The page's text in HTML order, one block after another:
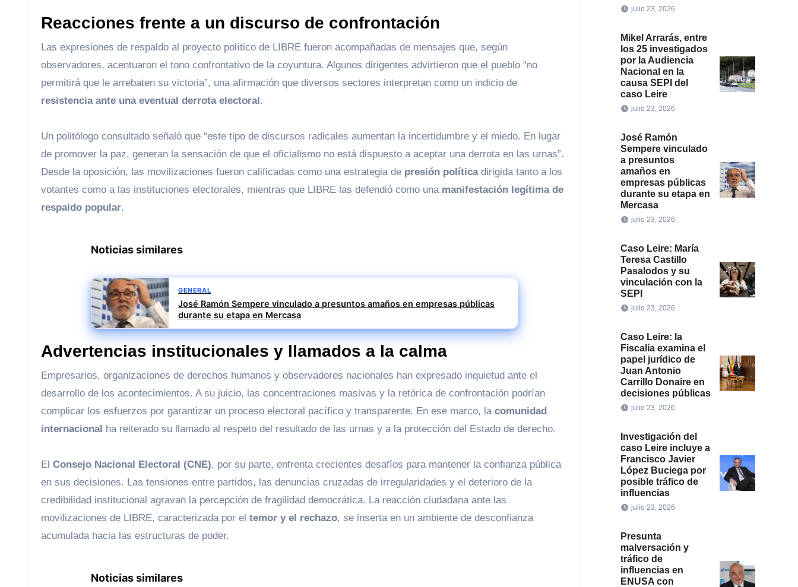
Reacciones frente a un discurso de confrontación
Las expresiones de respaldo al proyecto político de LIBRE fueron acompañadas de mensajes que, según
observadores, acentuaron el tono confrontativo de la coyuntura. Algunos dirigentes advirtieron que el pueblo “no
permitirá que le arrebaten su victoria”, una afirmación que diversos sectores interpretan como un indicio de
resistencia ante una eventual derrota electoral .
Un politólogo consultado señaló que “este tipo de discursos radicales aumentan la incertidumbre y el miedo. En lugar
de promover la paz, generan la sensación de que el oficialismo no está dispuesto a aceptar una derrota en las urnas”.
Desde la oposición, las movilizaciones fueron calificadas como una estrategia de presión políticadirigida tanto a los
votantes como a las instituciones electorales, mientras que LIBRE las defendió como una manifestación legítima de
respaldo popular.
Noticias similares
GENERAL
José Ramón Sempere vinculado a presuntos amaños en empresas públicas
durante su etapa en Mercasa
Advertencias institucionales y llamados a la calma
Empresarios, organizaciones de derechos humanos y observadores nacionales han expresado inquietud ante el
desarrollo de los acontecimientos. A su juicio, las concentraciones masivas y la retórica de confrontación podrían
complicar los esfuerzos por garantizar un proceso electoral pacífico y transparente. En ese marco, la comunidad
internacional ha reiterado su llamado al respeto del resultado de las urnas y a la protección del Estado de derecho.
El Consejo Nacional Electoral (CNE), por su parte, enfrenta crecientes desafíos para mantener la confianza pública
en sus decisiones. Las tensiones entre partidos, las denuncias cruzadas de irregularidades y el deterioro de la
credibilidad institucional agravan la percepción de fragilidad democrática. La reacción ciudadana ante las
movilizaciones de LIBRE, caracterizada por el temor y el rechazo, se inserta en un ambiente de desconfianza
acumulada hacia las estructuras de poder.
Noticias similares
julio 23, 2026
Mikel Arrarás, entre
los 25 investigados
por la Audiencia
Nacional en la
causa SEPI del
caso Leire
julio 23, 2026
José Ramón
Sempere vinculado
a presuntos
amaños en
empresas públicas
durante su etapa en
Mercasa
julio 23, 2026
Caso Leire: María
Teresa Castillo
Pasalodos y su
vinculación con la
SEPI
julio 23, 2026
Caso Leire: la
Fiscalía examina el
papel jurídico de
Juan Antonio
Carrillo Donaire en
decisiones públicas
julio 23, 2026
Investigación del
caso Leire incluye a
Francisco Javier
López Buciega por
posible tráfico de
influencias
julio 23, 2026
Presunta
malversación y
tráfico de
influencias en
ENUSA con